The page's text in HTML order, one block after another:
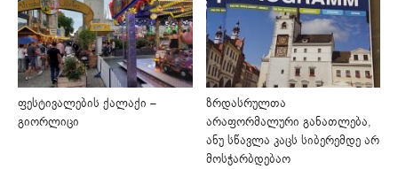
ფესტივალების ქალაქი –
გიორლიცი
ზრდასრულთა
არაფორმალური განათლება,
ანუ სწავლა კაცს სიბერემდე არ
მოსჭარბდებაო